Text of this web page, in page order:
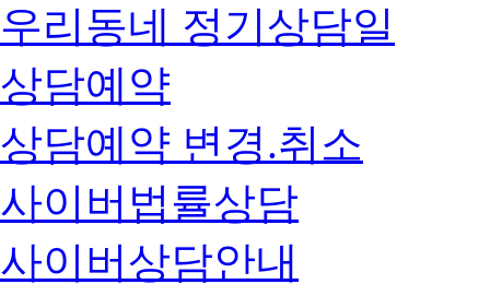
우리동네 정기상담일
상담예약
상담예약 변경.취소
사이버법률상담
사이버상담안내